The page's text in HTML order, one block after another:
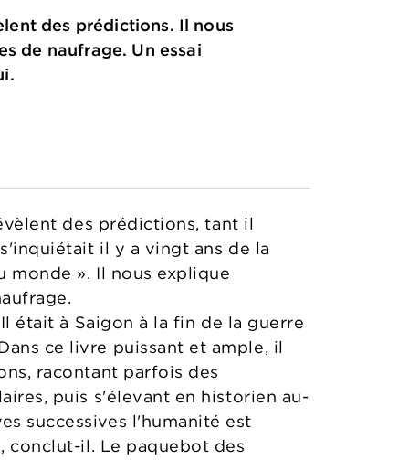
des prédictions. Il nous
de naufrage. Un essai
des prédictions, tant il
il y a vingt ans de la
monde ». Il nous explique
était à Saigon à la fin de la guerre
ce livre puissant et ample, il
racontant parfois des
puis s'élevant en historien au-
successives l'humanité est
conclut-il. Le paquebot des